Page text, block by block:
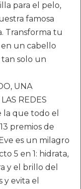
para el pelo,
famosa
Transforma tu
en un cabello
tan solo un
UNA
REDES
la que todo el
premios de
es un milagro
5 en 1: hidrata,
y el brillo del
evita el